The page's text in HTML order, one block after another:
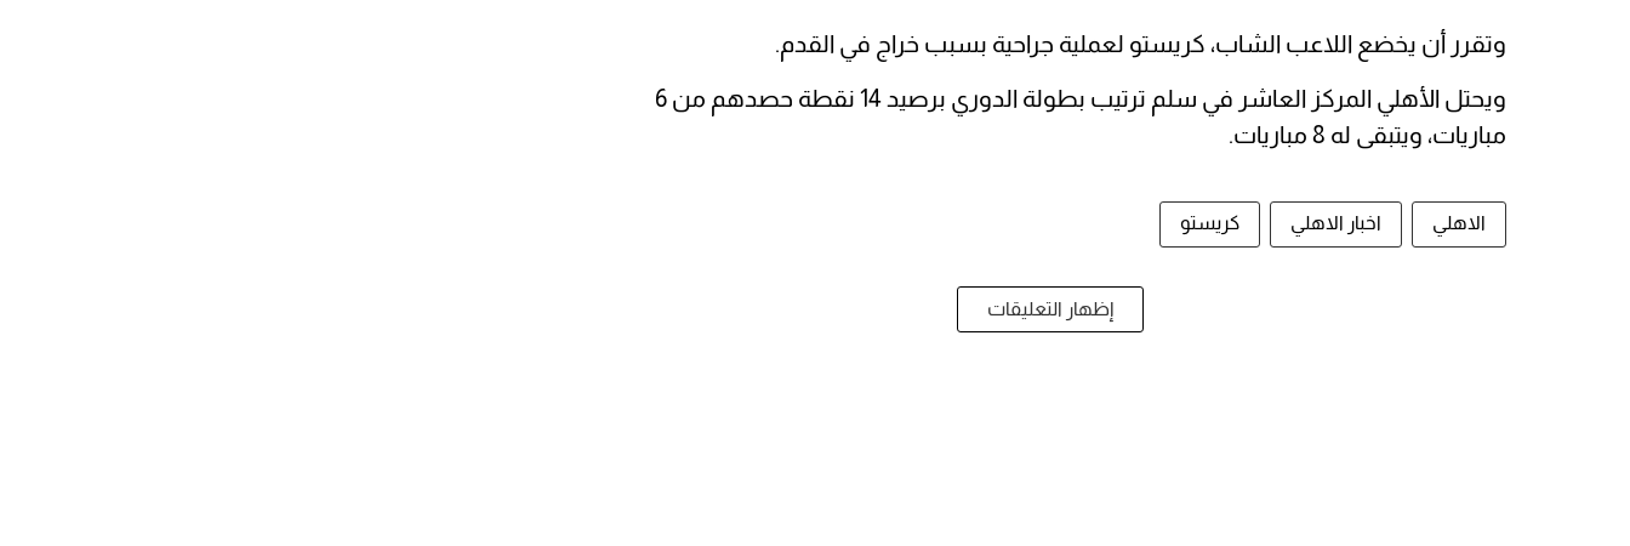
وتقرر أن يخضع اللاعب الشاب، كريستو لعملية جراحية بسبب خراج في القدم.
ويحتل الأهلي المركز العاشر في سلم ترتيب بطولة الدوري برصيد 14 نقطة حصدهم من 6
مباريات، ويتبقى له 8 مباريات.
الاهلي اخبار الاهلي كريستو
إظهار التعليقات